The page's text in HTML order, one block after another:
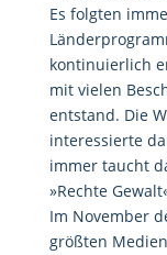
Es folgten
kontinuierlich
mit vielen
entstand. Die
interessierte
immer taucht
»Rechte
Im November
größten